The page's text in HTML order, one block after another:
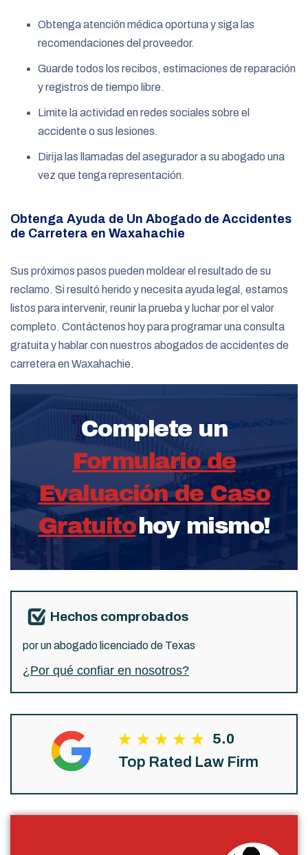
Obtenga atención médica oportuna y siga las
recomendaciones del proveedor.
Guarde todos los recibos, estimaciones de reparación
y registros de tiempo libre.
Limite la actividad en redes sociales sobre el
accidente o sus lesiones.
Dirija las llamadas del asegurador a su abogado una
vez que tenga representación.
Obtenga Ayuda de Un Abogado de Accidentes
de Carretera en Waxahachie
Sus próximos pasos pueden moldear el resultado de su
reclamo. Si resultó herido y necesita ayuda legal, estamos
listos para intervenir, reunir la prueba y luchar por el valor
completo. Contáctenos hoy para programar una consulta
gratuita y hablar con nuestros abogados de accidentes de
carretera en Waxahachie.
Complete un
Formulario de
Evaluación de Caso
Gratuitohoy mismo!
Hechos comprobados
por un abogado licenciado de Texas
¿Por qué confiar en nosotros?
5.0
Top Rated Law Firm